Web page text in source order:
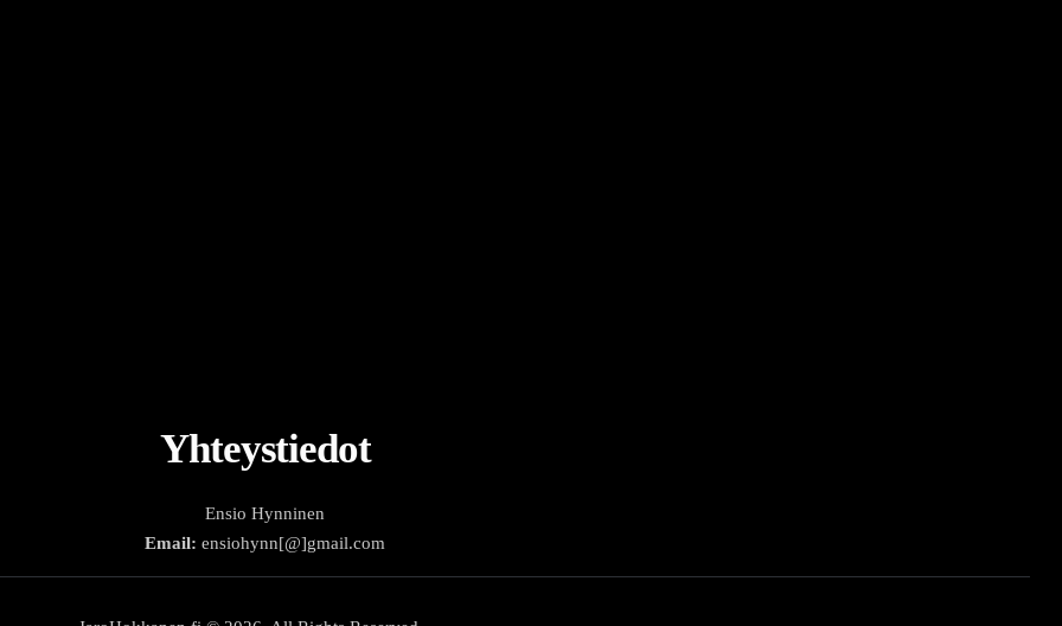
Yhteystiedot
Ensio Hynninen
Email: ensiohynn[@]gmail.com